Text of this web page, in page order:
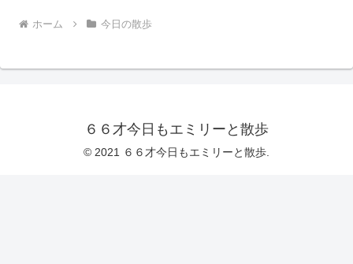
ホーム 今日の散歩
６６才今日もエミリーと散歩
© 2021 ６６才今日もエミリーと散歩.